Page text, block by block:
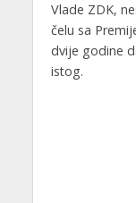
Vlade ZDK,
čelu sa
dvije godine
istog.